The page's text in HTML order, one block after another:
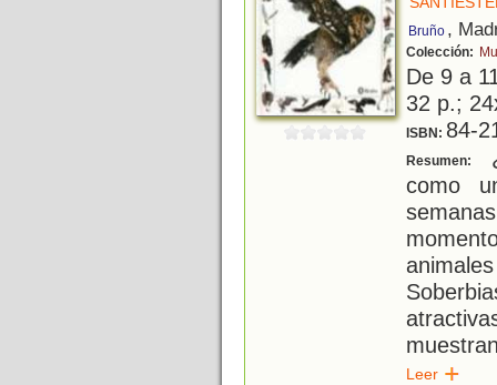
Bruño ,
Colección:
De 9 a
32 p.;
ISBN: 84-
Resumen:
como
Leer